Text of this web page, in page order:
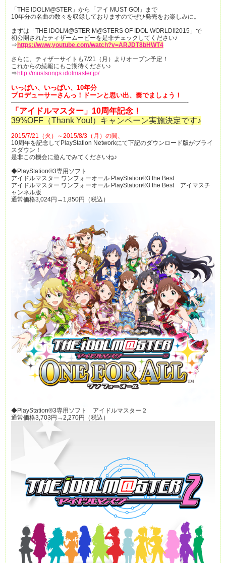
「THE IDOLM@STER」から「アイ MUST GO!」まで
10年分の名曲の数々を収録しておりますのでぜひ発売をお楽しみに。
まずは「THE IDOLM@STER M@STERS OF IDOL WORLD!!2015」で
初公開されたティザームービーを是非チェックしてください♪
⇒ https://www.youtube.com/watch?v=ARJDT8bHWT4
さらに、ティザーサイトも7/21（月）よりオープン予定！
これからの続報にもご期待ください♪
⇒ http://mustsongs.idolmaster.jp/
いっぱい、いっぱい、10年分
プロデューサーさんっ！ドーンと思い出、奏でましょう！
—————————————————————————————-
「アイドルマスター」10周年記念！
39%OFF（Thank You!）キャンペーン実施決定です♪
2015/7/21（火）～2015/8/3（月）の間、
10周年を記念してPlayStation Networkにて下記のダウンロード版がプライ
スダウン！
是非この機会に遊んでみてくださいね♪
◆PlayStation®3専用ソフト
アイドルマスター ワンフォーオール PlayStation®3 the Best
アイドルマスター ワンフォーオール PlayStation®3 the Best アイマスチ
ャンネル版
通常価格3,024円→1,850円（税込）
◆PlayStation®3専用ソフト アイドルマスター２
通常価格3,703円→2,270円（税込）